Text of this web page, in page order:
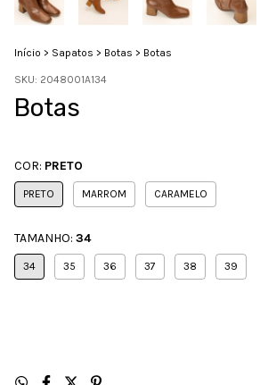
Início > Sapatos > Botas > Botas
SKU: 2048001A134
Botas
COR: PRETO
PRETO MARROM CARAMELO
TAMANHO: 34
34 35 36 37 38 39